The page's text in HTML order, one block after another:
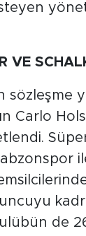
VE
sözleşme
Carlo
de